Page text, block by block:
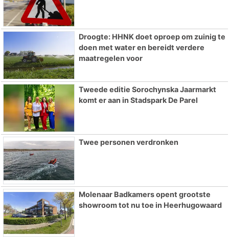
Droogte: HHNK doet oproep om zuinig te
doen met water en bereidt verdere
maatregelen voor
Tweede editie Sorochynska Jaarmarkt
komt er aan in Stadspark De Parel
Twee personen verdronken
Molenaar Badkamers opent grootste
showroom tot nu toe in Heerhugowaard